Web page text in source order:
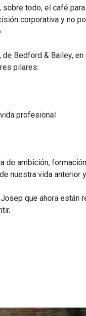
todo, el café
corporativa y no
Bedford & Bailey,
pilares:
profesional
de ambición,
nuestra vida anterior
que ahora están